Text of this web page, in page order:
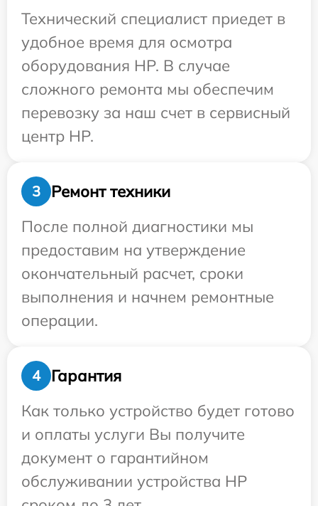
Технический специалист приедет в
удобное время для осмотра
оборудования HP. В случае
сложного ремонта мы обеспечим
перевозку за наш счет в сервисный
центр HP.
3
Ремонт техники
После полной диагностики мы
предоставим на утверждение
окончательный расчет, сроки
выполнения и начнем ремонтные
операции.
4
Гарантия
Как только устройство будет готово
и оплаты услуги Вы получите
документ о гарантийном
обслуживании устройства HP